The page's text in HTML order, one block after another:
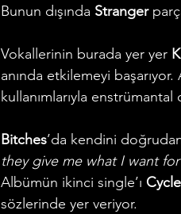
Bunun dışında Stranger
Vokallerinin burada yer yer
anında etkilemeyi
kullanımlarıyla
Bitches’da kendini
they give me what I want
Albümün ikinci single’ı
sözlerinde yer veriyor.